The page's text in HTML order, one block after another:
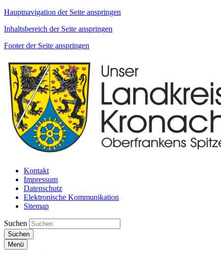
Hauptnavigation der Seite anspringen
Inhaltsbereich der Seite anspringen
Footer der Seite anspringen
Kontakt
Impressum
Datenschutz
Elektronische Kommunikation
Sitemap
Suchen
Suchen
Menü